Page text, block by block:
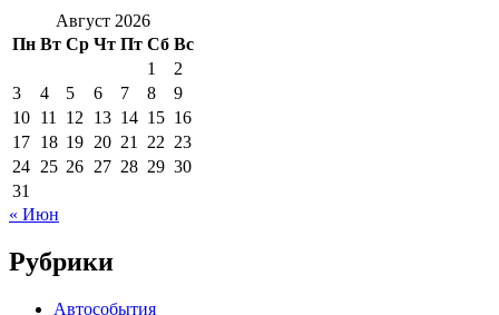
Август 2026
Пн Вт Ср Чт Пт Сб Вс
1
2
3
4 5 6 7 8
9
10 11 12 13 14 15 16
17 18 19 20 21 22 23
24 25 26 27 28 29 30
31
« Июн
Рубрики
Автособытия